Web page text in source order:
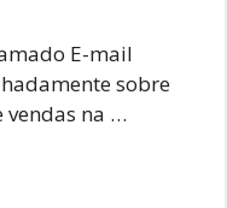
E-mail
sobre
vendas na …